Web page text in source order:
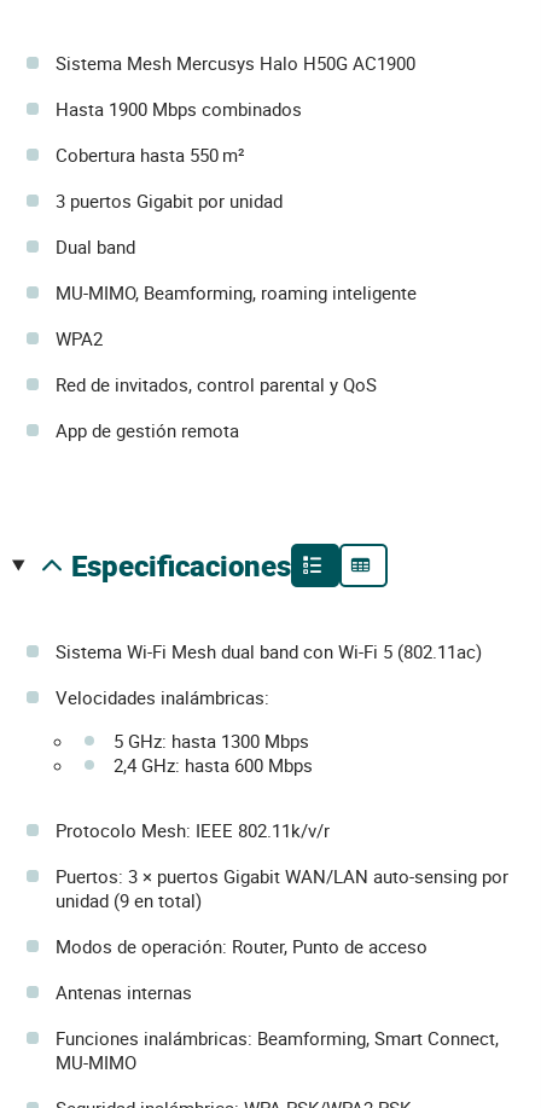
Sistema Mesh Mercusys Halo H50G AC1900
Hasta 1900 Mbps combinados
Cobertura hasta 550 m²
3 puertos Gigabit por unidad
Dual band
MU-MIMO, Beamforming, roaming inteligente
WPA2
Red de invitados, control parental y QoS
App de gestión remota
especificaciones
Sistema Wi-Fi Mesh dual band con Wi-Fi 5 (802.11ac)
Velocidades inalámbricas:
5 GHz: hasta 1300 Mbps
2,4 GHz: hasta 600 Mbps
Protocolo Mesh: IEEE 802.11k/v/r
Puertos: 3 × puertos Gigabit WAN/LAN auto-sensing por
unidad (9 en total)
Modos de operación: Router, Punto de acceso
Antenas internas
Funciones inalámbricas: Beamforming, Smart Connect,
MU-MIMO